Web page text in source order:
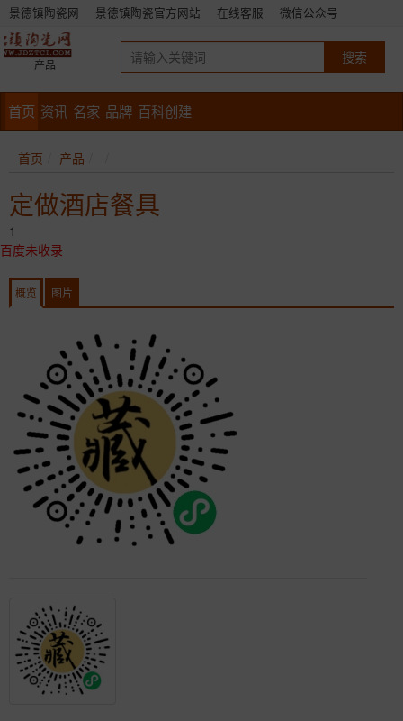
景德镇陶瓷网 景德镇陶瓷官方网站 在线客服 微信公众号
产品
首页 资讯 名家 品牌 百科创建
首页 产品
定做酒店餐具
1
百度未收录
概览 图片